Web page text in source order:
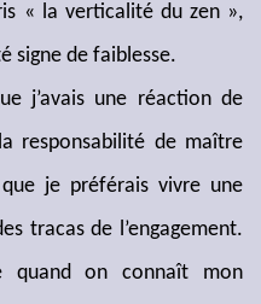
« la verticalité du zen »,
signe de faiblesse.
j’avais une réaction de
responsabilité de maître
je préférais vivre une
tracas de l’engagement.
quand on connaît mon